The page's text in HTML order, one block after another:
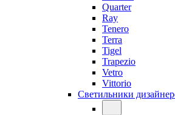
Quarter
Ray
Tenero
Terra
Tigel
Trapezio
Vetro
Vittorio
Светильники